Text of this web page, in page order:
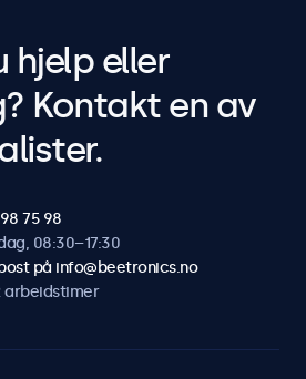
hjelp eller
Kontakt en av
75 98
08:30–17:30
på info@beetronics.no
arbeidstimer